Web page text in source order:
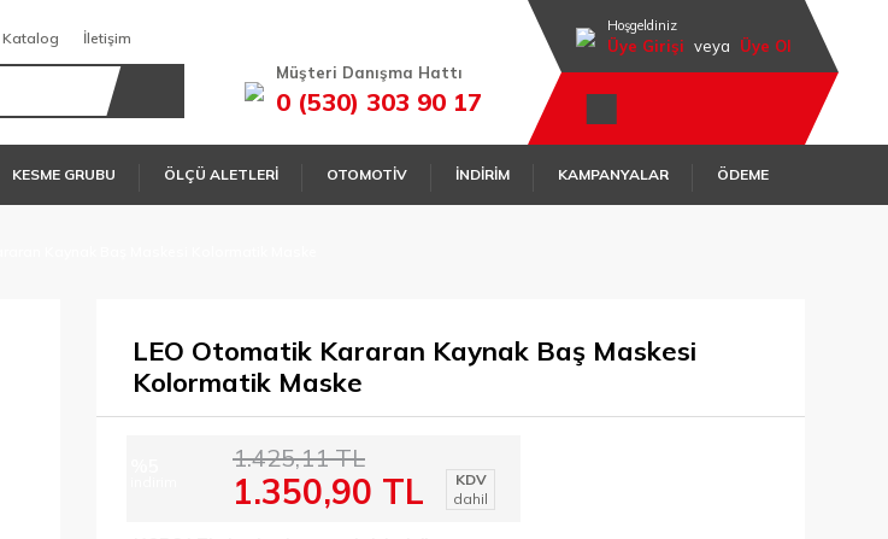
Katalog İletişim
Müşteri Danışma Hattı
0 (530) 303 90 17
Hoşgeldiniz
Üye Girişi veya Üye Ol
KESME GRUBU ÖLÇÜ ALETLERİ OTOMOTİV İNDİRİM KAMPANYALAR ÖDEME
LEO Otomatik Kararan Kaynak Baş Maskesi
Kolormatik Maske
1.425,11 TL
1.350,90 TL
KDV
dahil